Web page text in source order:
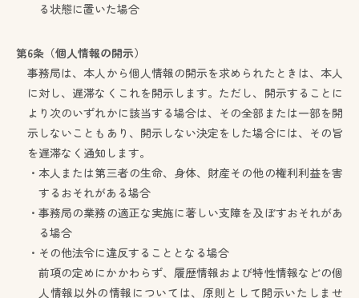
る状態に置いた場合
第6条（個人情報の開示）
事務局は、本人から個人情報の開示を求められたときは、本人
に対し、遅滞なくこれを開示します。ただし、開示することに
より次のいずれかに該当する場合は、その全部または一部を開
示しないこともあり、開示しない決定をした場合には、その旨
を遅滞なく通知します。
・本人または第三者の生命、身体、財産その他の権利利益を害
するおそれがある場合
・事務局の業務の適正な実施に著しい支障を及ぼすおそれがあ
る場合
・その他法令に違反することとなる場合
前項の定めにかかわらず、履歴情報および特性情報などの個
人情報以外の情報については、原則として開示いたしませ